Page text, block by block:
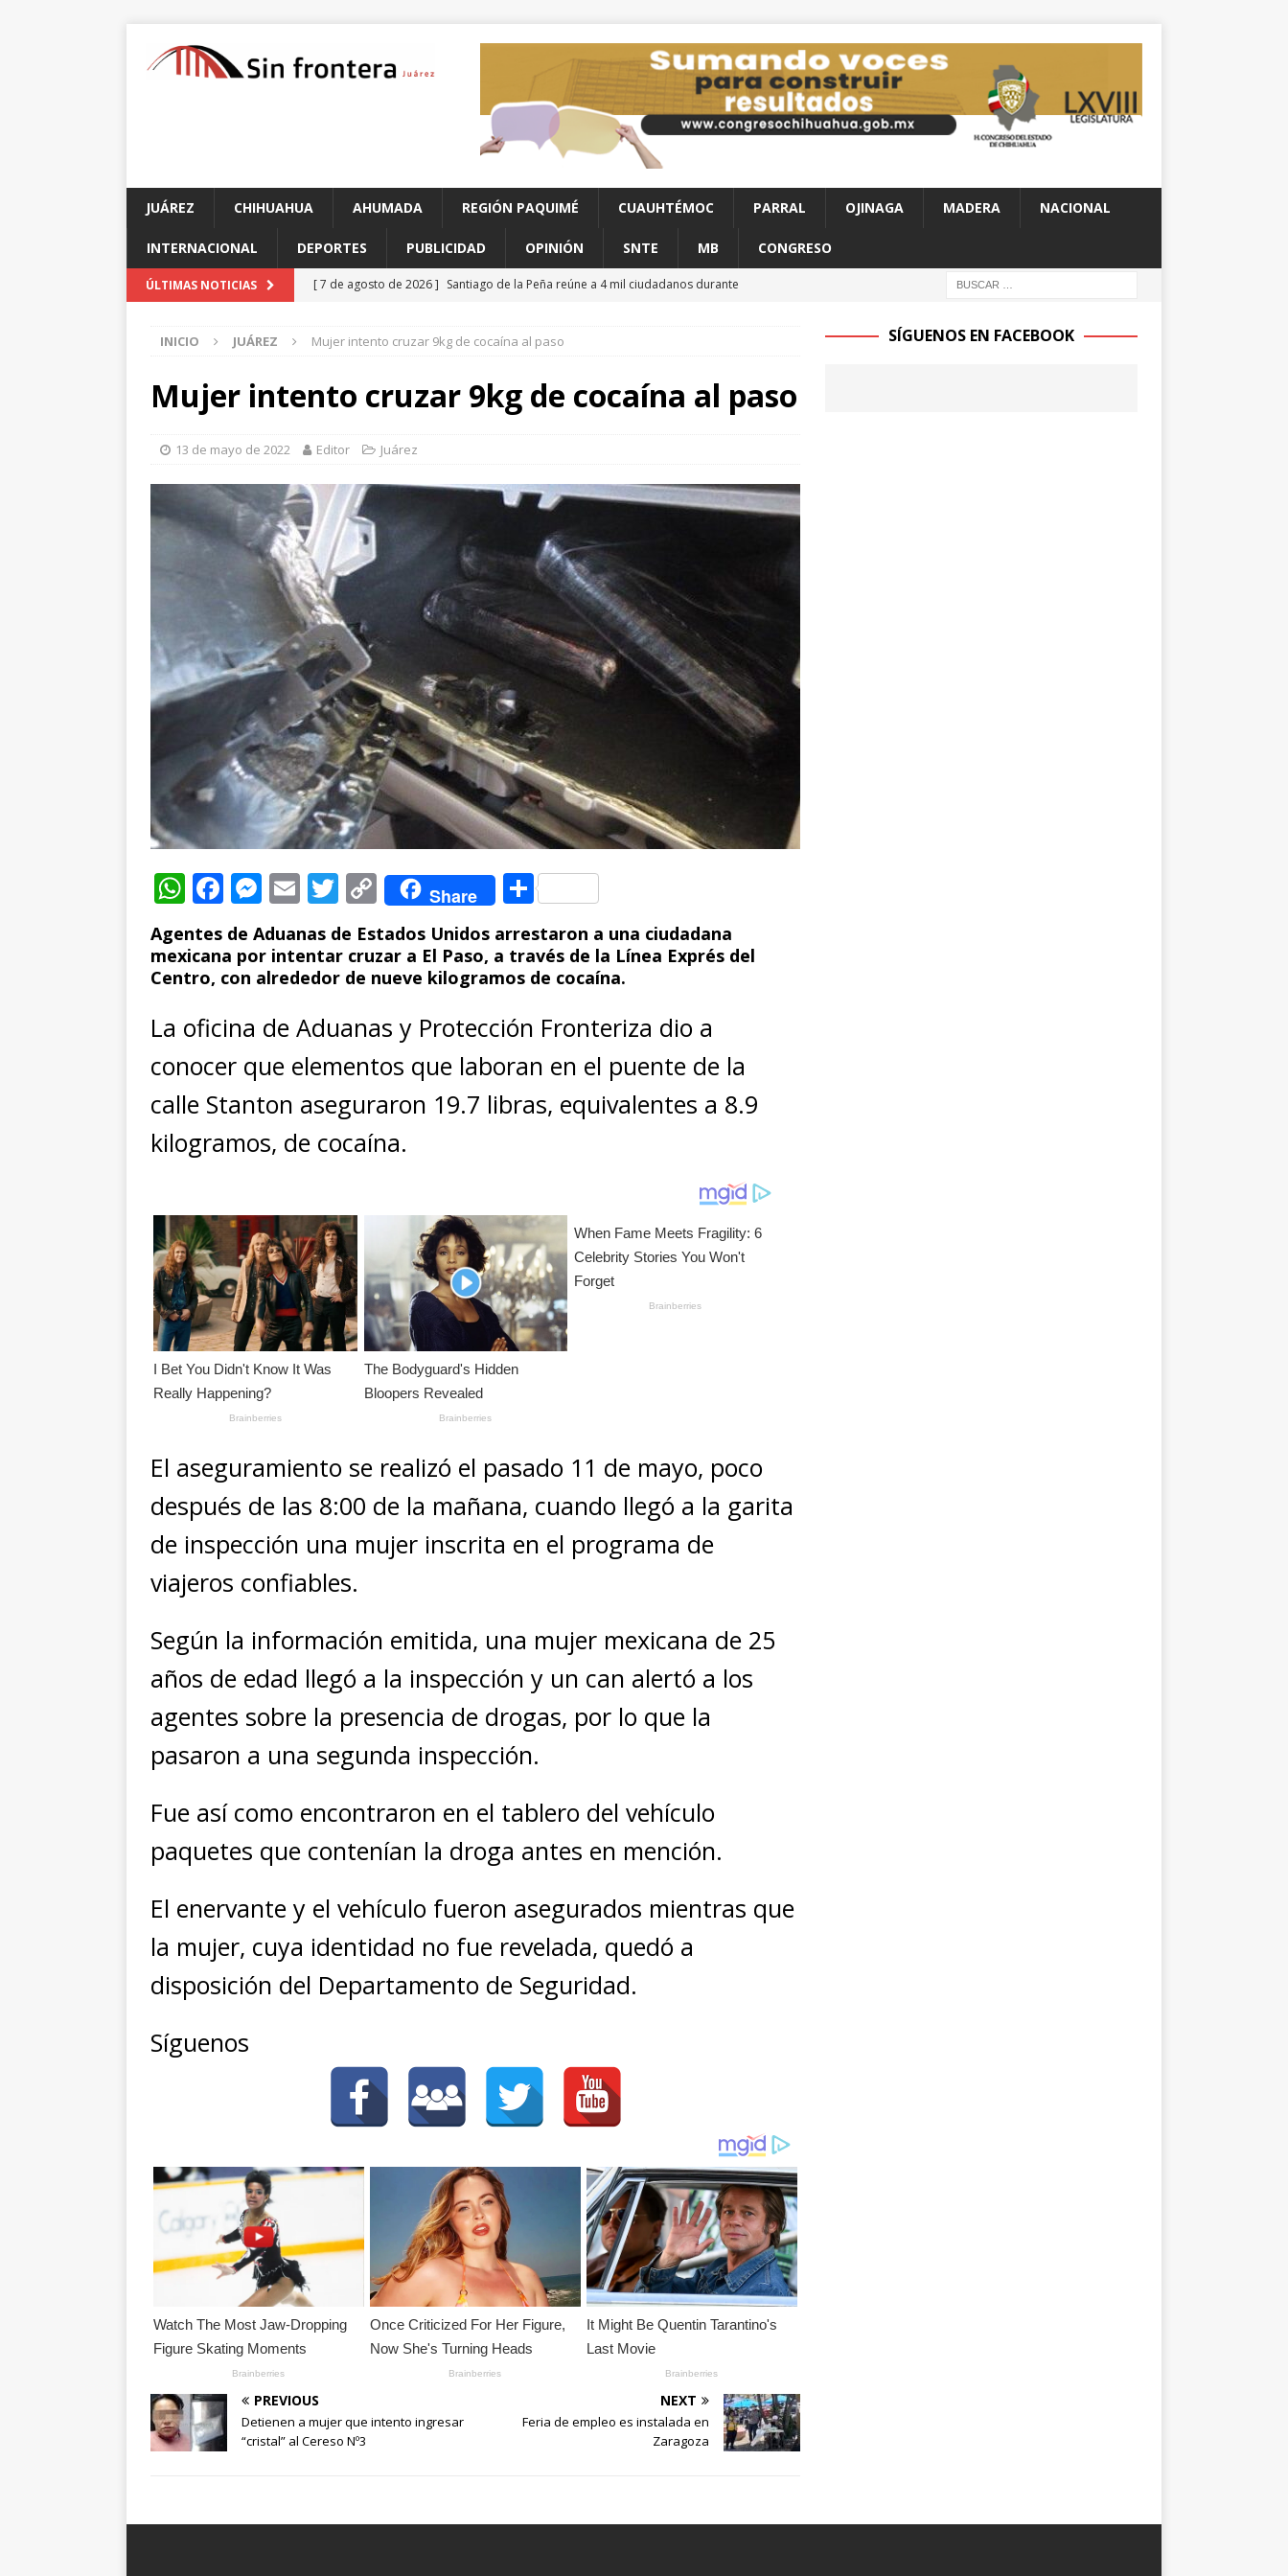
JUÁREZ CHIHUAHUA AHUMADA REGIÓN PAQUIMÉ CUAUHTÉMOC PARRAL OJINAGA MADERA NACIONAL
INTERNACIONAL DEPORTES PUBLICIDAD OPINIÓN SNTE MB CONGRESO
ÚLTIMAS NOTICIAS [ 7 de agosto de 2026 ] Santiago de la Peña reúne a 4 mil ciudadanos durante
[ 7 de agosto de 2026 ] Hombre muere a bordo de una ambulancia de URGE tras
CHIHUAHUA
Clausura alcalde Marco Bonilla la Veraneada DIFertida 2026 en
el Parque Colibrí
[ 8 de agosto de 2026 ]
*Pasaje al pasado *Se acabó la brigada *Del sueño al
respaldo
INICIO JUÁREZ Mujer intento cruzar 9kg de cocaína al paso
Mujer intento cruzar 9kg de cocaína al paso
13 de mayo de 2022 Editor Juárez
W
h
at
s
A
p
p
F
a
c
e
b
o
o
k
M
e
ss
e
n
g
e
r
E
ai
l
T
w
it
te
C
o
p
y
n
k
Share C
o
m
p
ar
ti
r
Agentes de Aduanas de Estados Unidos arrestaron a una ciudadana
mexicana por intentar cruzar a El Paso, a través de la Línea Exprés del
Centro, con alrededor de nueve kilogramos de cocaína.
La oficina de Aduanas y Protección Fronteriza dio a
conocer que elementos que laboran en el puente de la
calle Stanton aseguraron 19.7 libras, equivalentes a 8.9
kilogramos, de cocaína.
El aseguramiento se realizó el pasado 11 de mayo, poco
después de las 8:00 de la mañana, cuando llegó a la garita
de inspección una mujer inscrita en el programa de
viajeros confiables.
Según la información emitida, una mujer mexicana de 25
años de edad llegó a la inspección y un can alertó a los
agentes sobre la presencia de drogas, por lo que la
pasaron a una segunda inspección.
Fue así como encontraron en el tablero del vehículo
paquetes que contenían la droga antes en mención.
El enervante y el vehículo fueron asegurados mientras que
la mujer, cuya identidad no fue revelada, quedó a
disposición del Departamento de Seguridad.
Síguenos
PREVIOUS
Detienen a mujer que intento ingresar
“cristal” al Cereso Nº3
NEXT
Feria de empleo es instalada en
Zaragoza
SÍGUENOS EN FACEBOOK